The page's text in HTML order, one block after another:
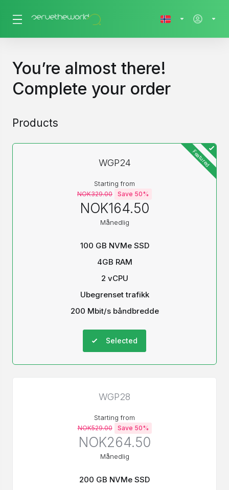
You’re almost there!
Complete your order
Products
Featured
WGP24
Starting from
NOK329.00 Save 50%
NOK164.50
Månedlig
100 GB NVMe SSD
4GB RAM
2 vCPU
Ubegrenset trafikk
200 Mbit/s båndbredde
Selected
WGP28
Starting from
NOK529.00 Save 50%
NOK264.50
Månedlig
200 GB NVMe SSD